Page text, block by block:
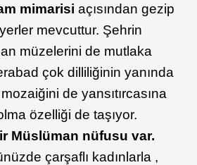
mimarisi açısından gezip
mevcuttur. Şehrin
müzelerini de mutlaka
çok dilliliğinin yanında
de yansıtırcasına
özelliği de taşıyor.
Müslüman nüfusu var.
çarşaflı kadınlarla ,